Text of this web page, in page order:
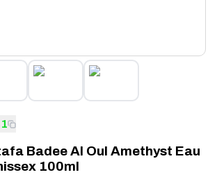
Badee Al Oul Amethyst Eau
100ml